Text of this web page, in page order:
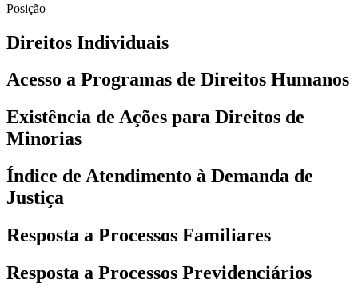
Posição
Direitos Individuais
Acesso a Programas de Direitos Humanos
Existência de Ações para Direitos de
Minorias
Índice de Atendimento à Demanda de
Justiça
Resposta a Processos Familiares
Resposta a Processos Previdenciários